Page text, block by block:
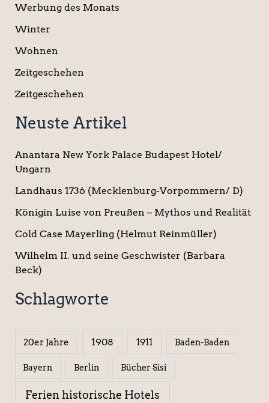
Werbung des Monats
Winter
Wohnen
Zeitgeschehen
Zeitgeschehen
Neuste Artikel
Anantara New York Palace Budapest Hotel/
Ungarn
Landhaus 1736 (Mecklenburg-Vorpommern/ D)
Königin Luise von Preußen – Mythos und Realität
Cold Case Mayerling (Helmut Reinmüller)
Wilhelm II. und seine Geschwister (Barbara
Beck)
Schlagworte
20er Jahre 1908 1911 Baden-Baden
Bayern Berlin Bücher Sisi
Ferien historische Hotels